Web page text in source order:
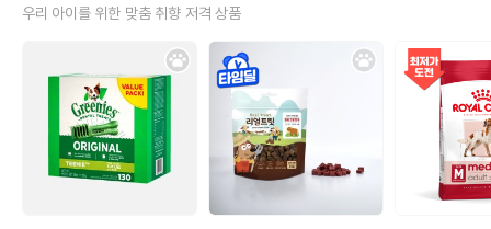
우리 아이를 위한 맞춤 취향 저격 상품